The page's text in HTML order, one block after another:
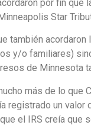
por fin que
Star
también
y/o familiares)
de Minnesota
más de lo que
registrado un valor
el IRS creía que